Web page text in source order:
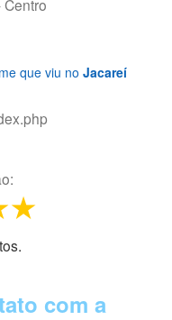
Centro
que viu no Jacareí
4 stars
stars
s.
com a